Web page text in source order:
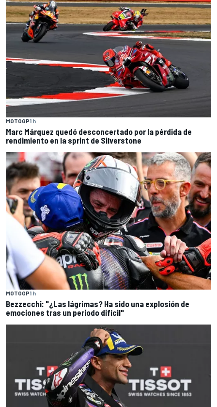
MOTOGP1 h
Marc Márquez quedó desconcertado por la pérdida de
rendimiento en la sprint de Silverstone
MOTOGP1 h
Bezzecchi: "¿Las lágrimas? Ha sido una explosión de
emociones tras un periodo difícil"